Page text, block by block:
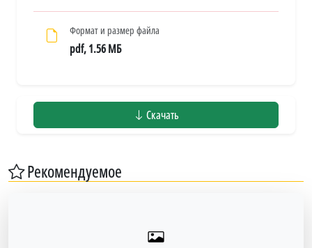
Формат и размер файла
pdf, 1.56 МБ
Скачать
Рекомендуемое